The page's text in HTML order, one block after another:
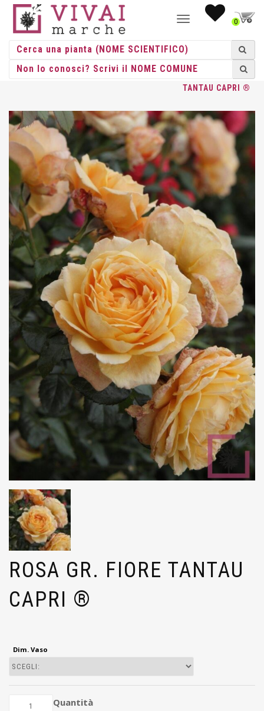
NAVIGAZIONE0
HOME /ROSE/GRANDE FIORE/TANTAU / ROSA GR. FIORE
TANTAU CAPRI ®
ROSA GR. FIORE TANTAU
CAPRI ®
Dim. Vaso
Quantità